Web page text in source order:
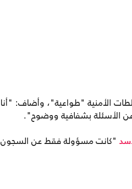
الأمنية "طواعية"، وأضاف: "أنا
الأسئلة بشفافية ووضوح".
"كانت مسؤولة فقط عن السجون